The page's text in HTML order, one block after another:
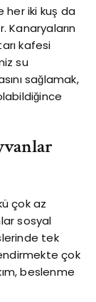
her iki kuş da
Kanaryaların
kafesi
su
sağlamak,
çok az
sosyal
tek
çok
beslenme